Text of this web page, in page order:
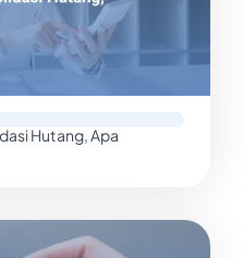
Hutang, Apa